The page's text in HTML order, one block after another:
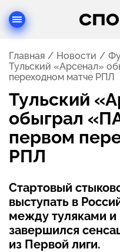
Главная Новости
Тульский «Арсенал»
переходном матче РПЛ
Тульский
обыграл
первом
РПЛ
Стартовый
выступать в
между туляками
завершился
из Первой лиги.